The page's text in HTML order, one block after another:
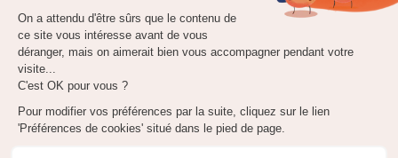
Quel est le téléphone de la CPAM
Vous avez une question concernant vos remboursements, vos
droits ou encore votre Caisse Primaire d'Assurance Maladie
service est gratuit car le numéro de la CPAM de Bouches-du-
Rhône n'est pas surtaxé. Un conseiller pourra répondre à vos